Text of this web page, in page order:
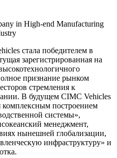
стала победителем в
зарегистрированная на
признание рынком
стремления к
В будущем CIMC Vehicles
комплексным построением
системы»,
менеджмент,
нынешней глобализации,
инфраструктуру» и